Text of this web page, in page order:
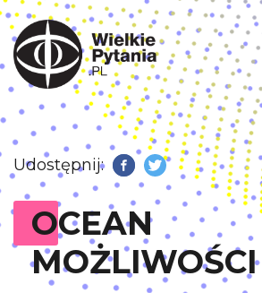
Udostępnij: Facebook
Twitter
OCEAN
MOŻLIWOŚCI